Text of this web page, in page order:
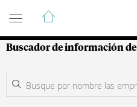
Guía de Empresas
Buscador de información